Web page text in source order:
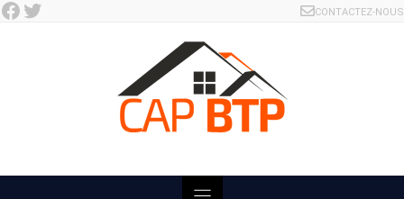
Skip
Facebook Twitter CONTACTEZ-NOUS